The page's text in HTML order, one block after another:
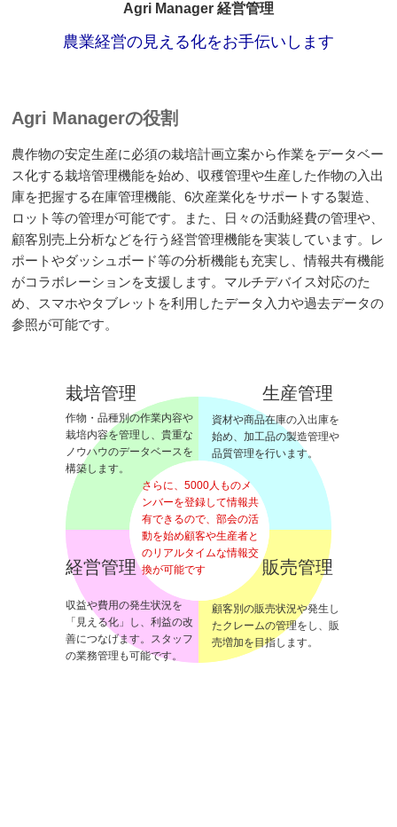
Agri Manager 経営管理
農業経営の見える化をお手伝いします
Agri Managerの役割
農作物の安定生産に必須の栽培計画立案から作業をデータベー
ス化する栽培管理機能を始め、収穫管理や生産した作物の入出
庫を把握する在庫管理機能、6次産業化をサポートする製造、
ロット等の管理が可能です。また、日々の活動経費の管理や、
顧客別売上分析などを行う経営管理機能を実装しています。レ
ポートやダッシュボード等の分析機能も充実し、情報共有機能
がコラボレーションを支援します。マルチデバイス対応のた
め、スマホやタブレットを利用したデータ入力や過去データの
参照が可能です。
栽培管理
作物・品種別の作業内容や
栽培内容を管理し、貴重な
ノウハウのデータベースを
構築します。
さらに、5000人ものメ
ンバーを登録して情報共
有できるので、部会の活
動を始め顧客や生産者と
のリアルタイムな情報交
換が可能です
生産管理
資材や商品在庫の入出庫を
始め、加工品の製造管理や
品質管理を行います。
経営管理
収益や費用の発生状況を
「見える化」し、利益の改
善につなげます。スタッフ
の業務管理も可能です。
販売管理
顧客別の販売状況や発生し
たクレームの管理をし、販
売増加を目指します。